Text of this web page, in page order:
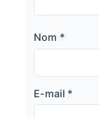
Nom *
E-mail *